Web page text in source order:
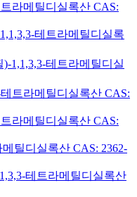
라메틸디실록산 CAS:
테트라메틸디실록
1,1,3,3-테트라메틸디실
트라메틸디실록산 CAS:
라메틸디실록산 CAS:
틸디실록산 CAS: 2362-
테트라메틸디실록산